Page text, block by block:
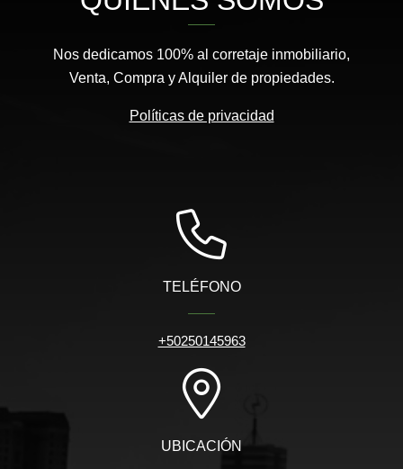
Nos dedicamos 100% al corretaje inmobiliario,
Venta, Compra y Alquiler de propiedades.
Políticas de privacidad
TELÉFONO
+50250145963
UBICACIÓN